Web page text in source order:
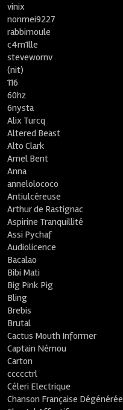
vinix
nonmei9227
rabbimoule
c4m1lle
stevewornv
(nit)
116
60hz
6nysta
Alix Turcq
Altered Beast
Alto Clark
Amel Bent
Anna
annelolococo
Antiulcéreuse
Arthur de Rastignac
Aspirine Tranquillité
Assi Pychaf
Audiolicence
Bacalao
Bibi Mati
Big Pink Pig
Bling
Brebis
Brutal
Cactus Mouth Informer
Captain Némou
Carton
ccccctrl
Céleri Electrique
Chanson Française Dégénérée